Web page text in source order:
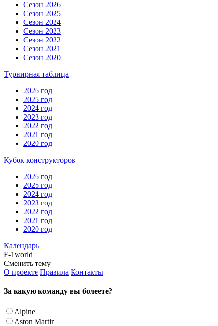
Сезон 2026
Сезон 2025
Сезон 2024
Сезон 2023
Сезон 2022
Сезон 2021
Сезон 2020
Турнирная таблица
2026 год
2025 год
2024 год
2023 год
2022 год
2021 год
2020 год
Кубок конструкторов
2026 год
2025 год
2024 год
2023 год
2022 год
2021 год
2020 год
Календарь
F-1world
Сменить тему
О проекте Правила Контакты
За какую команду вы болеете?
Alpine
Aston Martin